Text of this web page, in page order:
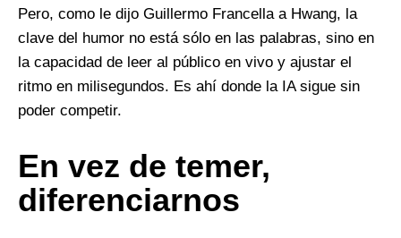
Pero, como le dijo Guillermo Francella a Hwang, la
clave del humor no está sólo en las palabras, sino en
la capacidad de leer al público en vivo y ajustar el
ritmo en milisegundos. Es ahí donde la IA sigue sin
poder competir.
En vez de temer,
diferenciarnos